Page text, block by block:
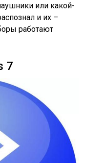
или какой-
и их –
работают
7